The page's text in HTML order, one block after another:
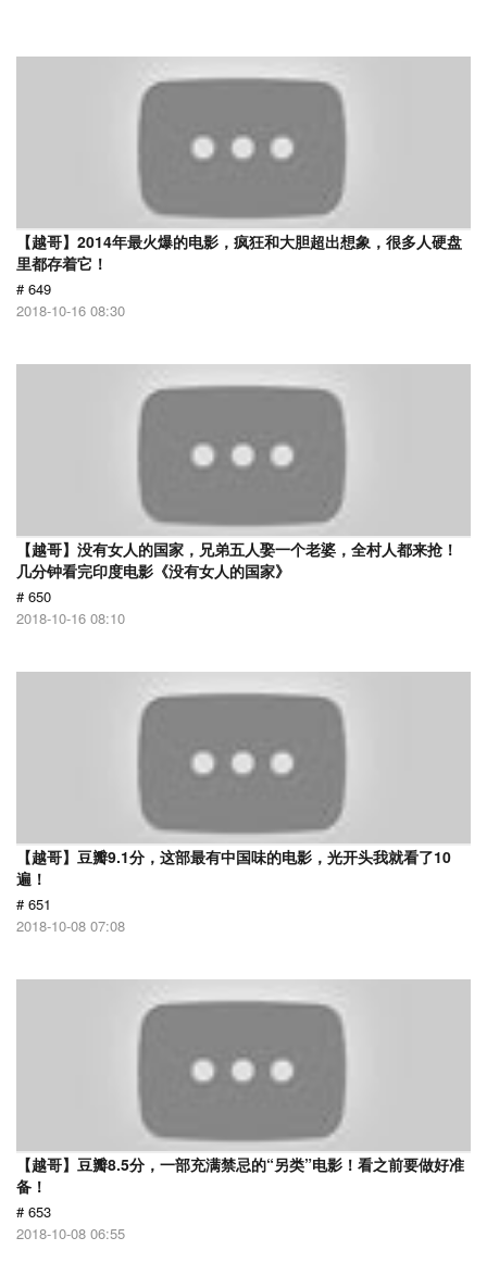
【越哥】2014年最火爆的电影，疯狂和大胆超出想象，很多人硬盘
里都存着它！
# 649
2018-10-16 08:30
【越哥】没有女人的国家，兄弟五人娶一个老婆，全村人都来抢！
几分钟看完印度电影《没有女人的国家》
# 650
2018-10-16 08:10
【越哥】豆瓣9.1分，这部最有中国味的电影，光开头我就看了10
遍！
# 651
2018-10-08 07:08
【越哥】豆瓣8.5分，一部充满禁忌的“另类”电影！看之前要做好准
备！
# 653
2018-10-08 06:55